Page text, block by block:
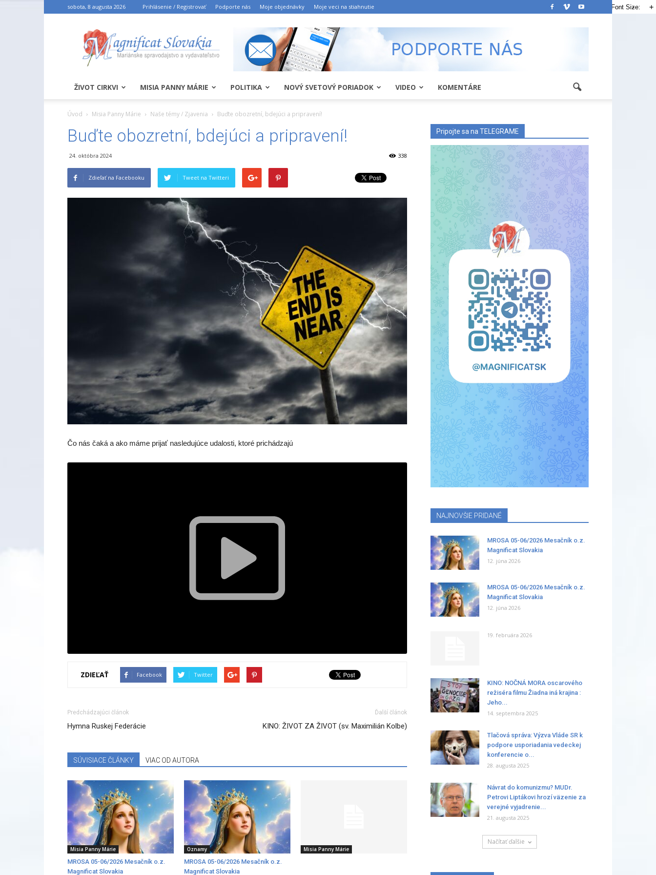
sobota, 8 augusta 2026 Prihlásenie / Registrovať Podporte nás Moje objednávky Moje veci na stiahnutie
ŽIVOT CIRKVI MISIA PANNY MÁRIE POLITIKA NOVÝ SVETOVÝ PORIADOK VIDEO KOMENTÁRE
Úvod Misia Panny Márie Naše témy / Zjavenia Buďte obozretní, bdejúci a pripravení!
Buďte obozretní, bdejúci a pripravení!
24. októbra 2024 338
Zdieľať na Facebooku Tweet na Twitteri
Čo nás čaká a ako máme prijať nasledujúce udalosti, ktoré prichádzajú
ZDIEĽAŤ Facebook Twitter
Predchádzajúci článok
Hymna Ruskej Federácie
Ďalší článok
KINO: ŽIVOT ZA ŽIVOT (sv. Maximilián Kolbe)
SÚVISIACE ČLÁNKY VIAC OD AUTORA
Misia Panny Márie
MROSA 05-06/2026 Mesačník o.z.
Magnificat Slovakia
Oznamy
MROSA 05-06/2026 Mesačník o.z.
Magnificat Slovakia
Misia Panny Márie
Pripojte sa na TELEGRAME
NAJNOVŠIE PRIDANÉ
MROSA 05-06/2026 Mesačník o.z.
Magnificat Slovakia
12. júna 2026
MROSA 05-06/2026 Mesačník o.z.
Magnificat Slovakia
12. júna 2026
19. februára 2026
KINO: NOČNÁ MORA oscarového
režiséra filmu Žiadna iná krajina :
Jeho...
14. septembra 2025
Tlačová správa: Výzva Vláde SR k
podpore usporiadania vedeckej
konferencie o...
28. augusta 2025
Návrat do komunizmu? MUDr.
Petrovi Liptákovi hrozí väzenie za
verejné vyjadrenie...
21. augusta 2025
Načítať ďalšie
Font Size:
- +